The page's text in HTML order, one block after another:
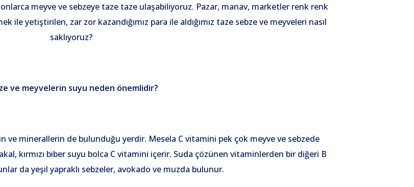
meyve ve sebzeye taze taze ulaşabiliyoruz. Pazar, manav, marketler renk renk
ile yetiştirilen, zar zor kazandığımız para ile aldığımız taze sebze ve meyveleri nasıl
saklıyoruz?
ve meyvelerin suyu neden önemlidir?
ve minerallerin de bulunduğu yerdir. Mesela C vitamini pek çok meyve ve sebzede
kırmızı biber suyu bolca C vitamini içerir. Suda çözünen vitaminlerden bir diğeri B
da yeşil yapraklı sebzeler, avokado ve muzda bulunur.